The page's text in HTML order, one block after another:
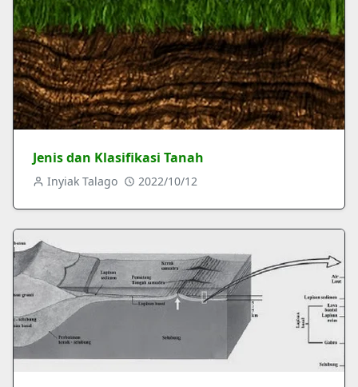
Jenis dan Klasifikasi Tanah
Inyiak Talago 2022/10/12